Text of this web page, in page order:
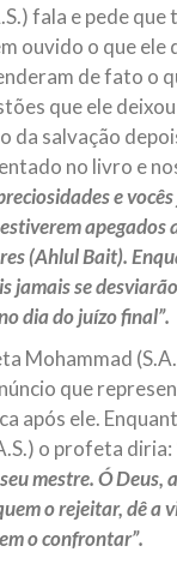
fala e pede que
ouvido o que ele
de fato o
que ele
da salvação
no livro e
e
apegados
(Ahlul Bait).
jamais se
dia do juízo final”.
Mohammad
que
após ele.
o profeta diria:
mestre. Ó Deus,
o rejeitar, dê a
o confrontar”.